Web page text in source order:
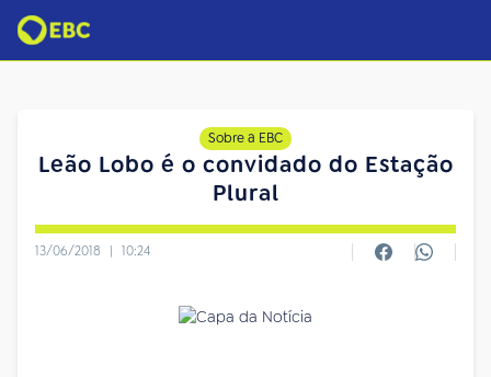
Sobre a EBC
Leão Lobo é o convidado do Estação
Plural
13/06/2018 | 10:24